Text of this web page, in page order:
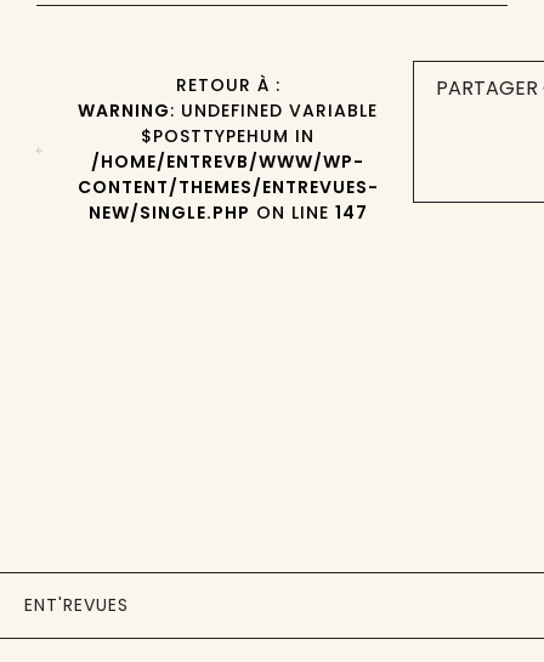
RETOUR À :
WARNING: UNDEFINED VARIABLE
$POSTTYPEHUM IN
/HOME/ENTREVB/WWW/WP-
CONTENT/THEMES/ENTREVUES-
NEW/SINGLE.PHP ON LINE 147
ENT'REVUES